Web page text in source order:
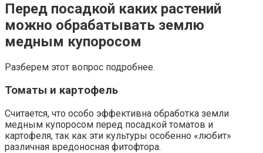
Перед посадкой каких растений
можно обрабатывать землю
медным купоросом
Разберем этот вопрос подробнее.
Томаты и картофель
Считается, что особо эффективна обработка земли
медным купоросом перед посадкой томатов и
картофеля, так как эти культуры особенно «любит»
различная вредоносная фитофтора.